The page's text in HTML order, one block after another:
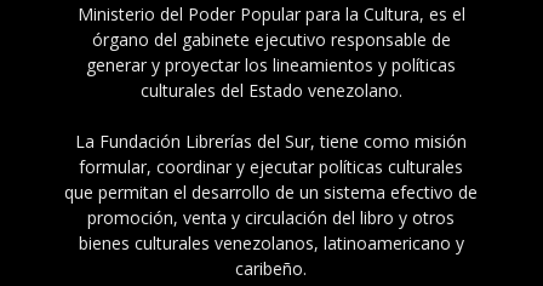
Ministerio del Poder Popular para la Cultura, es el
órgano del gabinete ejecutivo responsable de
generar y proyectar los lineamientos y políticas
culturales del Estado venezolano.
La Fundación Librerías del Sur, tiene como misión
formular, coordinar y ejecutar políticas culturales
que permitan el desarrollo de un sistema efectivo de
promoción, venta y circulación del libro y otros
bienes culturales venezolanos, latinoamericano y
caribeño.